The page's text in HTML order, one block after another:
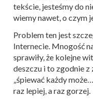
tekście, jesteśmy do
wiemy nawet, o czym
Problem ten jest
Internecie. Mnogość
sprawiły, że kolejne
deszczu i to zgodnie z
„śpiewać każdy
raz lepiej, a raz gorzej.